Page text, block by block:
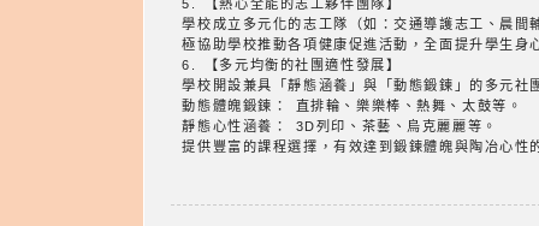
5. 【熱心全能的志工夥伴團隊】
學校成立多元化的志工隊（如：交通導護志工、晨
極協助學校推動各項健康促進活動，全面提升學生身
6. 【多元均衡的社團適性發展】
學校開設兼具「靜態涵養」與「動態鍛鍊」的多元社
動態體魄鍛鍊： 直排輪、樂樂棒、熱舞、太鼓等。
靜態心性涵養： 3D列印、茶藝、烏克麗麗等。
提供豐富的課程選擇，有效達到鍛鍊體魄與陶冶心性